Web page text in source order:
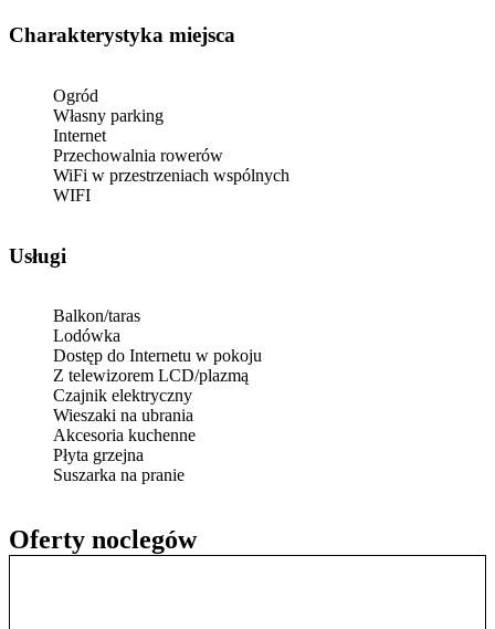
Oferty noclegów
Charakterystyka miejsca
Ogród
Własny parking
Internet
Przechowalnia rowerów
WiFi w przestrzeniach wspólnych
WIFI
Usługi
Balkon/taras
Lodówka
Dostęp do Internetu w pokoju
Z telewizorem LCD/plazmą
Czajnik elektryczny
Wieszaki na ubrania
Akcesoria kuchenne
Płyta grzejna
Suszarka na pranie